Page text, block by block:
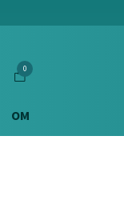
0
OM